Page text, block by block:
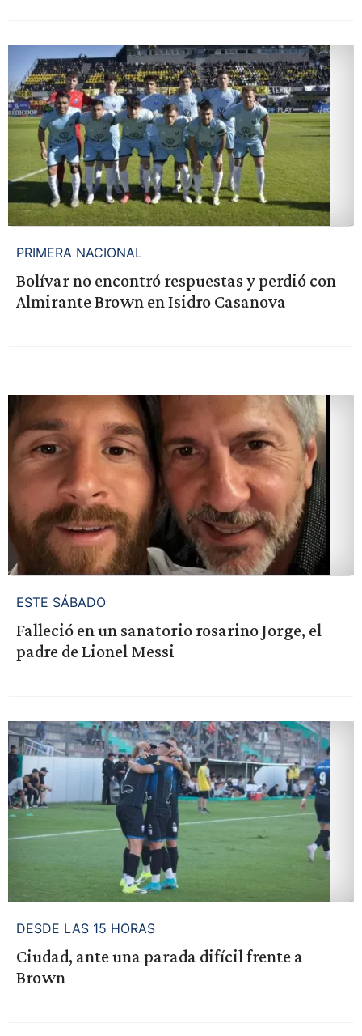
PRIMERA NACIONAL
Bolívar no encontró respuestas y perdió con
Almirante Brown en Isidro Casanova
ESTE SÁBADO
Falleció en un sanatorio rosarino Jorge, el
padre de Lionel Messi
DESDE LAS 15 HORAS
Ciudad, ante una parada difícil frente a
Brown